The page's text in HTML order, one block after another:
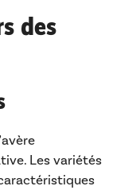
des
Les variétés